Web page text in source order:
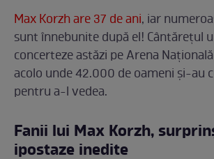
Max Korzh are 37 de ani, iar
sunt înnebunite după el! Cântărețul
concerteze astăzi pe Arena
acolo unde 42.000 de oameni și-au
pentru a-l vedea.
Fanii lui Max Korzh,
ipostaze inedite